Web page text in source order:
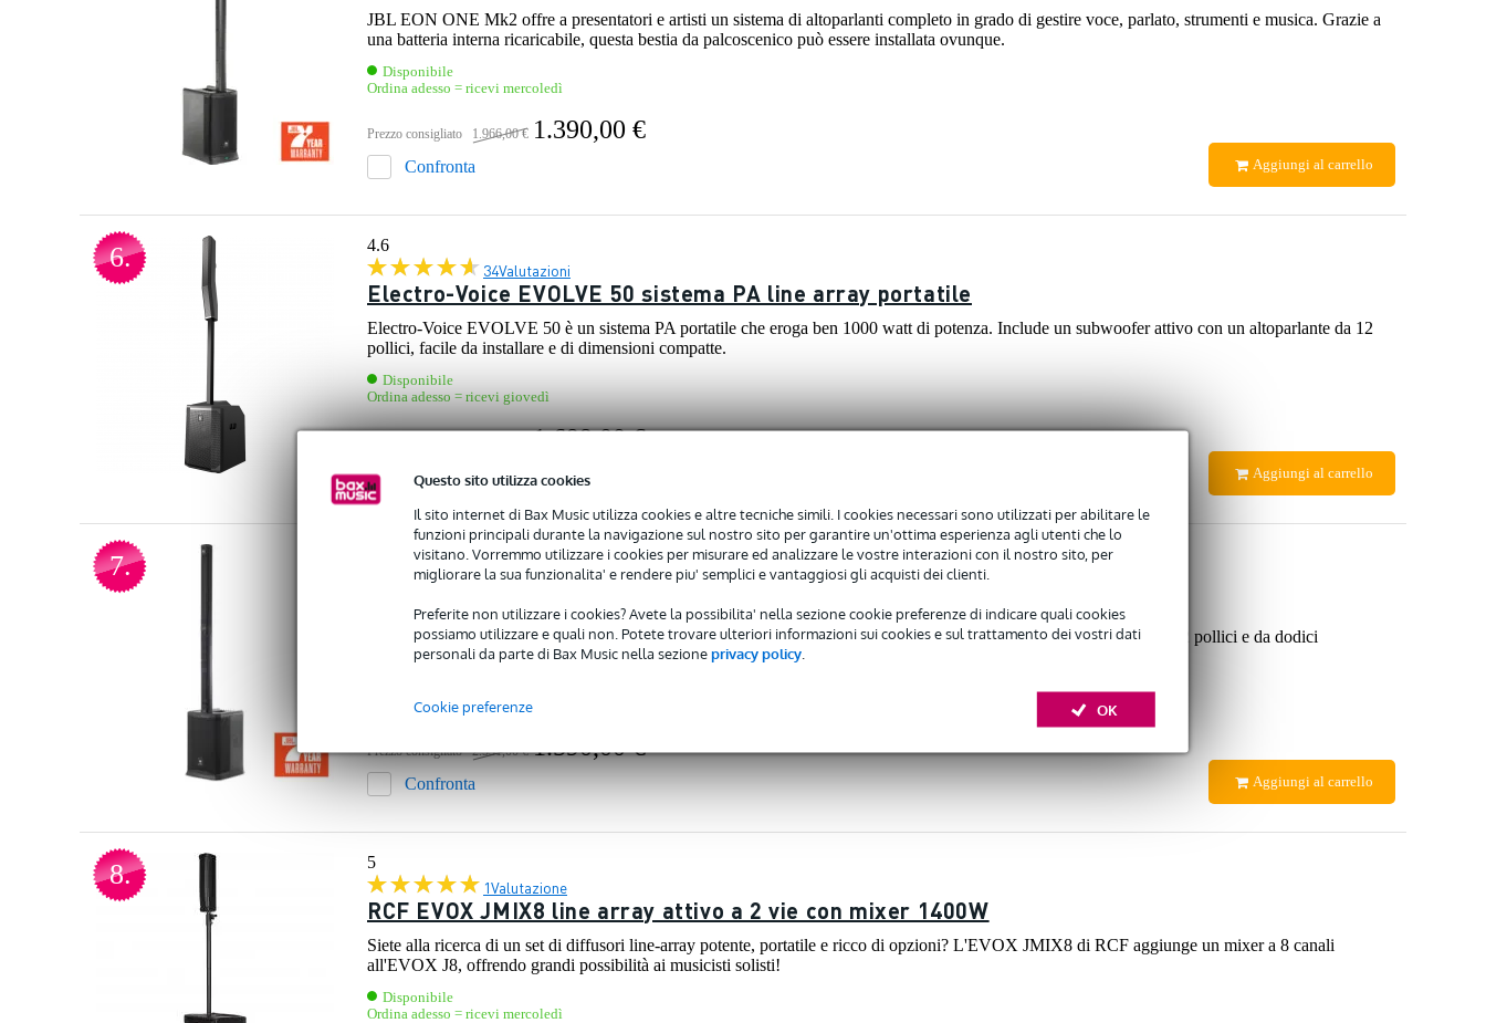
Questo sito utilizza cookies
Il sito internet di Bax Music utilizza cookies e altre tecniche simili. I cookies necessari sono utilizzati per abilitare le
funzioni principali durante la navigazione sul nostro sito per garantire un'ottima esperienza agli utenti che lo
visitano. Vorremmo utilizzare i cookies per misurare ed analizzare le vostre interazioni con il nostro sito, per
migliorare la sua funzionalita' e rendere piu' semplici e vantaggiosi gli acquisti dei clienti.
Preferite non utilizzare i cookies? Avete la possibilita' nella sezione cookie preferenze di indicare quali cookies
possiamo utilizzare e quali non. Potete trovare ulteriori informazioni sui cookies e sul trattamento dei vostri dati
personali da parte di Bax Music nella sezioneprivacy policy.
OK
Cookie preferenze
JBL EON ONE Mk2 offre a presentatori e artisti un sistema di altoparlanti completo in grado di gestire voce, parlato, strumenti e musica. Grazie a
una batteria interna ricaricabile, questa bestia da palcoscenico può essere installata ovunque.
Disponibile
Ordina adesso = ricevi mercoledì
Prezzo consigliato 1.966,00 € 1.390,00 €
Confronta Aggiungi al carrello
6. 4.6
34Valutazioni
Electro-Voice EVOLVE 50 sistema PA line array portatile
Electro-Voice EVOLVE 50 è un sistema PA portatile che eroga ben 1000 watt di potenza. Include un subwoofer attivo con un altoparlante da 12
pollici, facile da installare e di dimensioni compatte.
Disponibile
Ordina adesso = ricevi giovedì
1.699,00 €
Confronta Aggiungi al carrello
7. 1Valutazione
JBL PRX ONE Portable Column PA System, 2000W
Il JBL PRX ONE è un potente sistema PA portatile e controllabile a distanza, composto da un grosso subwoofer da 12 pollici e da dodici
altoparlanti disposti a colonna per una pressione sonora massima di 130 dB e una potenza di picco di ben 2.000 Watt.
Ordina adesso = ricevi giovedì
Prezzo consigliato 2.531,00 € 1.590,00 €
Confronta Aggiungi al carrello
8. 5
1Valutazione
RCF EVOX JMIX8 line array attivo a 2 vie con mixer 1400W
Siete alla ricerca di un set di diffusori line-array potente, portatile e ricco di opzioni? L'EVOX JMIX8 di RCF aggiunge un mixer a 8 canali
all'EVOX J8, offrendo grandi possibilità ai musicisti solisti!
Disponibile
Ordina adesso = ricevi mercoledì